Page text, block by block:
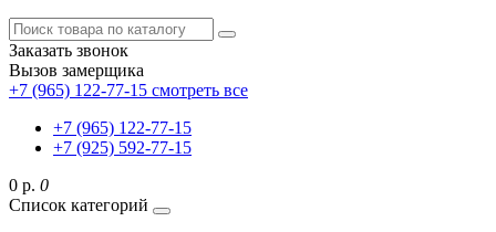
Заказать звонок
Вызов замерщика
+7 (965) 122-77-15 смотреть все
+7 (965) 122-77-15
+7 (925) 592-77-15
0 р. 0
Список категорий